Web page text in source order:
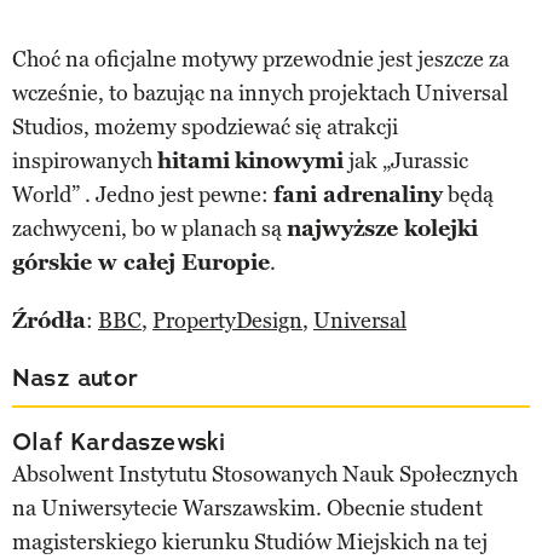
Choć na oficjalne motywy przewodnie jest jeszcze za
wcześnie, to bazując na innych projektach Universal
Studios, możemy spodziewać się atrakcji
inspirowanychhitamikinowymijak „Jurassic
World” . Jedno jest pewne: fani adrenalinybędą
zachwyceni, bo w planach sąnajwyższe kolejki
górskie w całej Europie.
Źródła: BBC, PropertyDesign, Universal
Nasz autor
Olaf Kardaszewski
Absolwent Instytutu Stosowanych Nauk Społecznych
na Uniwersytecie Warszawskim. Obecnie student
magisterskiego kierunku Studiów Miejskich na tej